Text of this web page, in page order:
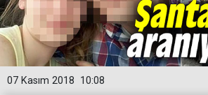
10:08
07 Kasım 2018